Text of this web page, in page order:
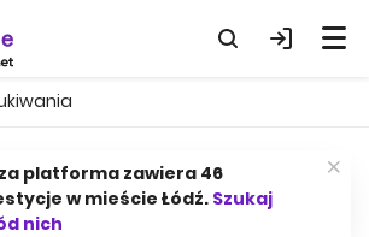
platforma zawiera 46
w mieście Łódź. Szukaj
nich